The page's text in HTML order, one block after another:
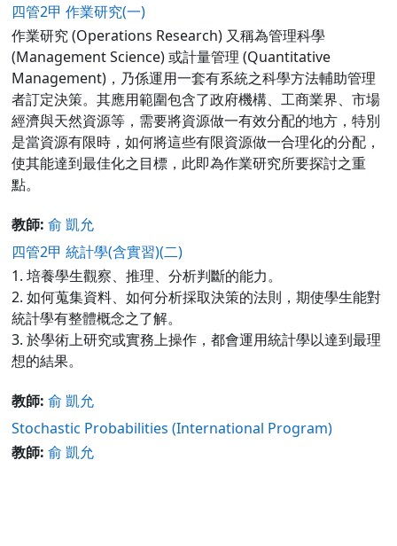
四管2甲 作業研究(一)
作業研究 (Operations Research) 又稱為管理科學
(Management Science) 或計量管理 (Quantitative
Management)，乃係運用一套有系統之科學方法輔助管理
者訂定決策。其應用範圍包含了政府機構、工商業界、市場
經濟與天然資源等，需要將資源做一有效分配的地方，特別
是當資源有限時，如何將這些有限資源做一合理化的分配，
使其能達到最佳化之目標，此即為作業研究所要探討之重
點。
教師: 俞 凱允
四管2甲 統計學(含實習)(二)
1. 培養學生觀察、推理、分析判斷的能力。
2. 如何蒐集資料、如何分析採取決策的法則，期使學生能對
統計學有整體概念之了解。
3. 於學術上研究或實務上操作，都會運用統計學以達到最理
想的結果。
教師: 俞 凱允
Stochastic Probabilities (International Program)
教師: 俞 凱允